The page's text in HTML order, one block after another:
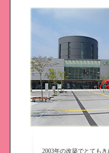
2003年の改築でとても